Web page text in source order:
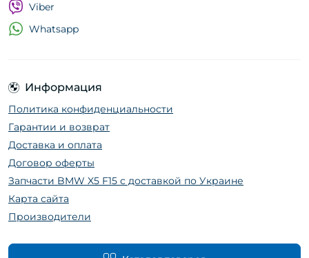
Информация
Политика конфиденциальности
Гарантии и возврат
Доставка и оплата
Договор оферты
Запчасти BMW X5 F15 с доставкой по Украине
Карта сайта
Производители
Viber
Whatsapp